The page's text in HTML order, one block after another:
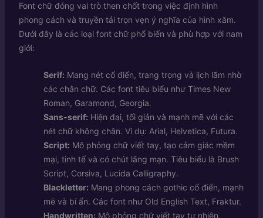
Font chữ đóng vai trò then chốt trong việc định hình
phong cách và truyền tải trọn vẹn ý nghĩa của hình xăm.
Dưới đây là các loại font chữ phổ biến và phù hợp với nam
giới:
Serif: Mang nét cổ điển, trang trọng và lịch lãm nhờ
các chân chữ. Các font tiêu biểu như Times New
Roman, Garamond, Georgia.
Sans-serif: Hiện đại, tối giản và mạnh mẽ với các
nét chữ không chân. Ví dụ: Arial, Helvetica, Futura.
Script: Mô phỏng chữ viết tay, tạo cảm giác mềm
mại, tinh tế và có chút lãng mạn. Tiêu biểu là Brush
Script, Corsiva, Lucida Calligraphy.
Blackletter: Mang phong cách gothic cổ điển, mạnh
mẽ và bí ẩn. Các font như Old English Text, Fraktur.
Handwritten: Mô phỏng chữ viết tay tự nhiên,